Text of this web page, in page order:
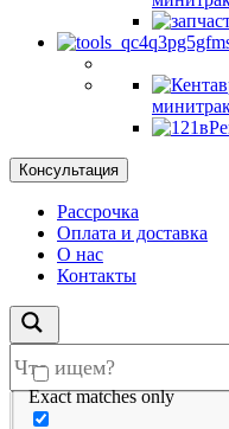
Консультация
Рассрочка
Оплата и доставка
О нас
Контакты
Exact matches only